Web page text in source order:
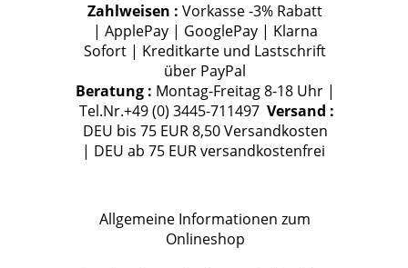
Zahlweisen : Vorkasse -3% Rabatt
| ApplePay | GooglePay | Klarna
Sofort | Kreditkarte und Lastschrift
über PayPal
Beratung : Montag-Freitag 8-18 Uhr |
Tel.Nr.+49 (0) 3445-711497 Versand :
DEU bis 75 EUR 8,50 Versandkosten
| DEU ab 75 EUR versandkostenfrei
Allgemeine Informationen zum
Onlineshop